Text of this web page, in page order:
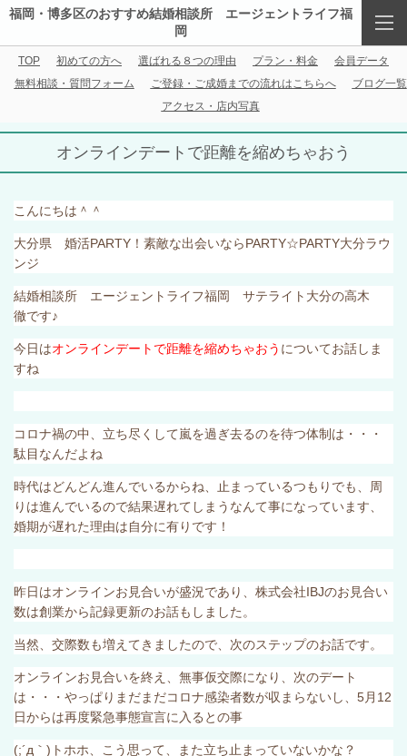
福岡・博多区のおすすめ結婚相談所 エージェントライフ福
岡
TOP 初めての方へ 選ばれる８つの理由 プラン・料金
会員データ
無料相談・質問フォーム
ご登録・ご成婚までの流れはこちらへ
ブログ一覧
アクセス・店内写真
オンラインデートで距離を縮めちゃおう
こんにちは＾＾
大分県 婚活PARTY ！素敵な出会いならPARTY☆PARTY大分ラウ
ンジ
結婚相談所 エージェントライフ福岡 サテライト大分の高木
徹です♪
今日はオンラインデートで距離を縮めちゃおう についてお話しま
すね
コロナ禍の中、立ち尽くして嵐を過ぎ去るのを待つ体制は・・・
駄目なんだよね
時代はどんどん進んでいるからね、止まっているつもりでも、周
りは進んでいるので結果遅れてしまうなんて事になっています、
婚期が遅れた理由は自分に有りです！
昨日はオンラインお見合いが盛況であり、株式会社IBJのお見合い
数は創業から記録更新のお話もしました。
当然、交際数も増えてきましたので、次のステップのお話です。
オンラインお見合いを終え、無事仮交際になり、次のデート
は・・・やっぱりまだまだコロナ感染者数が収まらないし、 5月 12
日からは再度緊急事態宣言に入るとの事
(;´д｀ ) トホホ、こう思って、また立ち止まっていないかな？